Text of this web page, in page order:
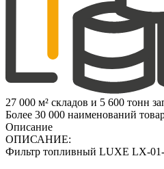
27 000 м² складов и 5 600 тонн
Более 30 000 наименований
Описание
ОПИСАНИЕ:
Фильтр топливный LUXE LX-